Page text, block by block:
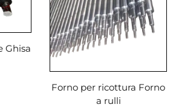
Ghisa
Forno per ricottura Forno
a rulli